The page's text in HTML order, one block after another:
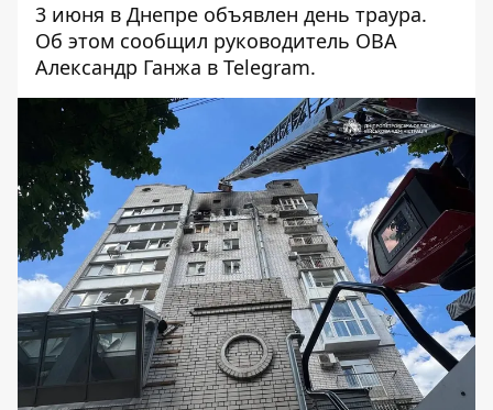
3 июня в Днепре объявлен день траура.
Об этом сообщил руководитель ОВА
Александр Ганжа в Telegram.